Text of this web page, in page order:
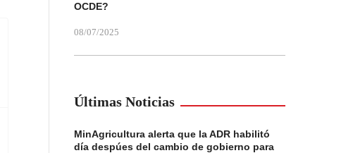
OCDE?
08/07/2025
Últimas Noticias
MinAgricultura alerta que la ADR habilitó
día despúes del cambio de gobierno para